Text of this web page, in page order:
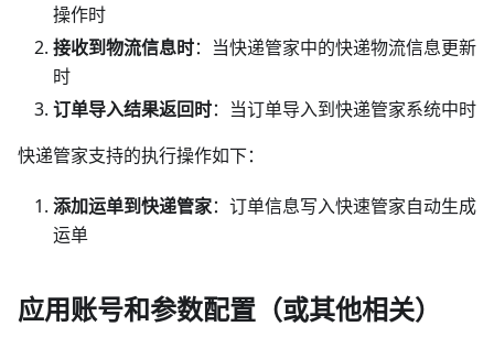
操作时
接收到物流信息时：当快递管家中的快递物流信息更新
时
订单导入结果返回时：当订单导入到快递管家系统中时
快递管家支持的执行操作如下：
添加运单到快递管家：订单信息写入快速管家自动生成
运单
应用账号和参数配置（或其他相关）